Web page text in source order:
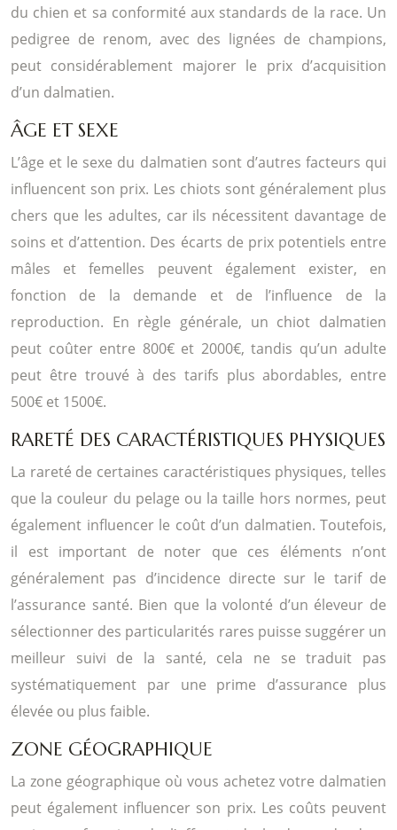
du chien et sa conformité aux standards de la race. Un
pedigree de renom, avec des lignées de champions,
peut considérablement majorer le prix d’acquisition
d’un dalmatien.
ÂGE ET SEXE
L’âge et le sexe du dalmatien sont d’autres facteurs qui
influencent son prix. Les chiots sont généralement plus
chers que les adultes, car ils nécessitent davantage de
soins et d’attention. Des écarts de prix potentiels entre
mâles et femelles peuvent également exister, en
fonction de la demande et de l’influence de la
reproduction. En règle générale, un chiot dalmatien
peut coûter entre 800€ et 2000€, tandis qu’un adulte
peut être trouvé à des tarifs plus abordables, entre
500€ et 1500€.
RARETÉ DES CARACTÉRISTIQUES PHYSIQUES
La rareté de certaines caractéristiques physiques, telles
que la couleur du pelage ou la taille hors normes, peut
également influencer le coût d’un dalmatien. Toutefois,
il est important de noter que ces éléments n’ont
généralement pas d’incidence directe sur le tarif de
l’assurance santé. Bien que la volonté d’un éleveur de
sélectionner des particularités rares puisse suggérer un
meilleur suivi de la santé, cela ne se traduit pas
systématiquement par une prime d’assurance plus
élevée ou plus faible.
ZONE GÉOGRAPHIQUE
La zone géographique où vous achetez votre dalmatien
peut également influencer son prix. Les coûts peuvent